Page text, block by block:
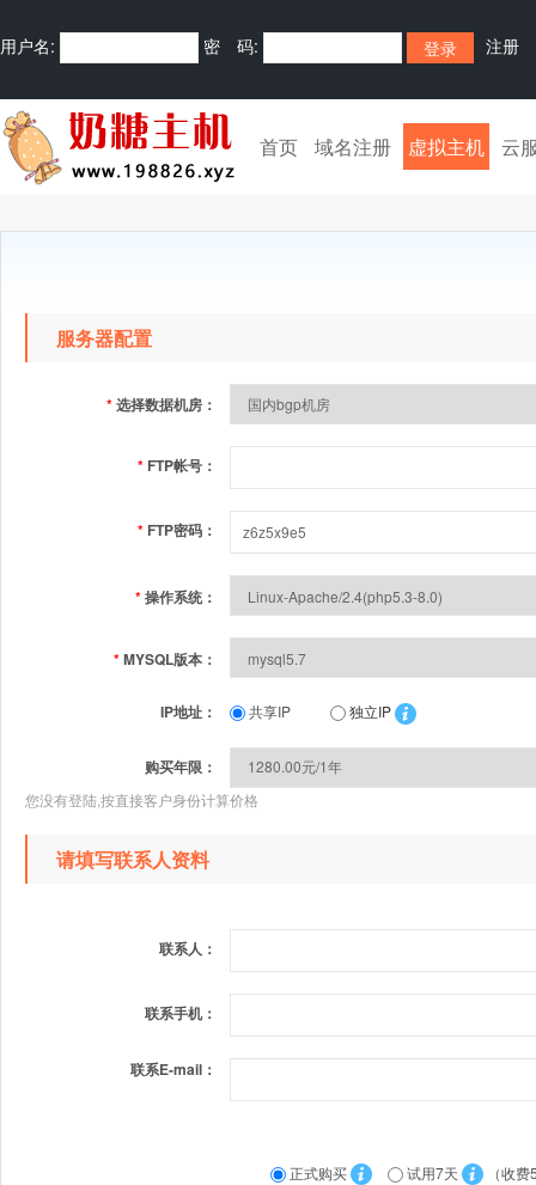
用户名: 密 码: 注册
首页 域名注册 虚拟主机 云
服务器配置
*选择数据机房：
* FTP帐号：
* FTP密码：
*操作系统：
*MYSQL版本：
IP地址： 共享IP 独立IP
购买年限：
您没有登陆,按直接客户身份计算价格
请填写联系人资料
联系人：
联系手机：
联系E-mail：
正式购买 试用7天
（收费